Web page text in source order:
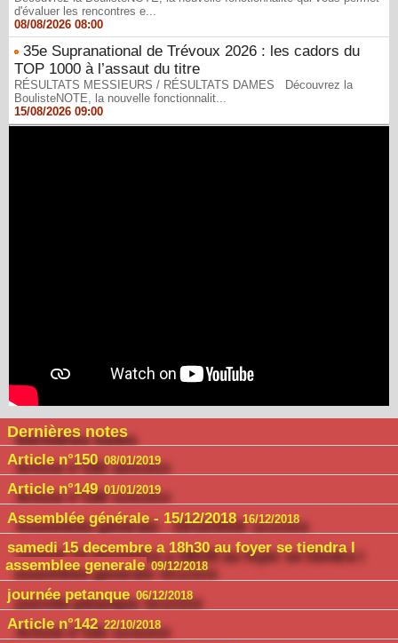
Dernières notes
Article n°150 08/01/2019
Article n°149 01/01/2019
Assemblée générale - 15/12/2018 16/12/2018
samedi 15 decembre a 18h30 au foyer se tiendra l
assemblee generale 09/12/2018
journée petanque 06/12/2018
Article n°142 22/10/2018
d'évaluer les rencontres e...
08/08/2026 08:00
35e Supranational de Trévoux 2026 : les cadors du
TOP 1000 à l’assaut du titre
RÉSULTATS MESSIEURS / RÉSULTATS DAMES Découvrez la
BoulisteNOTE, la nouvelle fonctionnalit...
15/08/2026 09:00